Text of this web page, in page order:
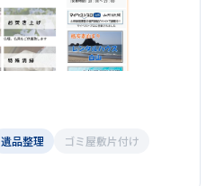
遺品整理
ゴミ屋敷片付け